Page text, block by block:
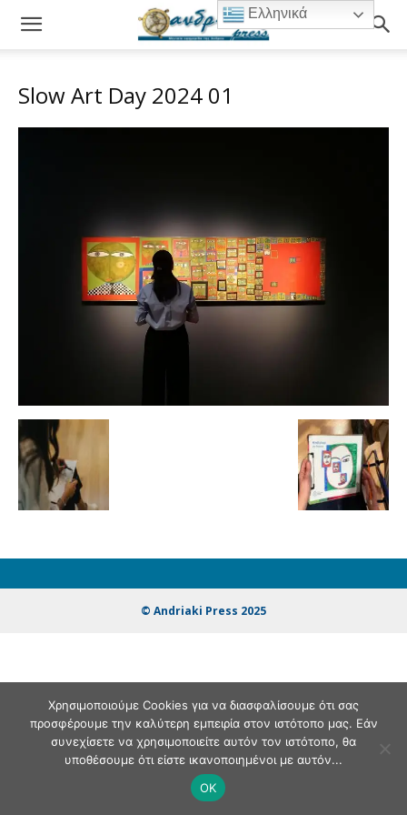
Slow Art Day 2024 01
© Andriaki Press 2025
Ελληνικά
Χρησιμοποιούμε Cookies για να διασφαλίσουμε ότι σας
προσφέρουμε την καλύτερη εμπειρία στον ιστότοπο μας. Εάν
συνεχίσετε να χρησιμοποιείτε αυτόν τον ιστότοπο, θα
υποθέσουμε ότι είστε ικανοποιημένοι με αυτόν...
OK